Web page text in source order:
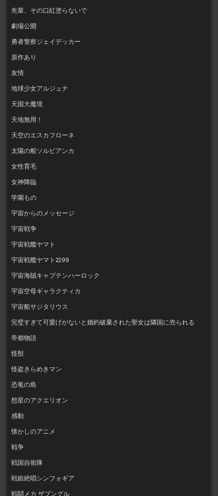
先輩、その口紅塗らないで
劇場公開
勇者警察ジェイデッカー
原作あり
友情
地球少女アルジュナ
天国大魔境
天地無用！
天空のエスカフローネ
太陽の船ソルビアンカ
女性育毛
女神降臨
学園もの
宇宙からのメッセージ
宇宙戦争
宇宙戦艦ヤマト
宇宙戦艦ヤマト2199
宇宙海賊キャプテンハーロック
宇宙空母ギャラクティカ
宇宙船サジタリウス
完璧すぎて可愛げがないと婚約破棄された聖女は隣国に売られる
帝都物語
怪獣
怪盗きらめきマン
恐竜の島
想星のアクエリオン
感動
懐かしのアニメ
戦争
戦国自衛隊
戦姫絶唱シンフォギア
戦闘メカ ザブングル